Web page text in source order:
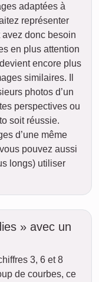
adaptées à
représenter
donc besoin
en plus attention
encore plus
similaires. Il
photos d’un
perspectives ou
soit réussie.
d’une même
pouvez aussi
longs) utiliser
» avec un
3, 6 et 8
de courbes, ce